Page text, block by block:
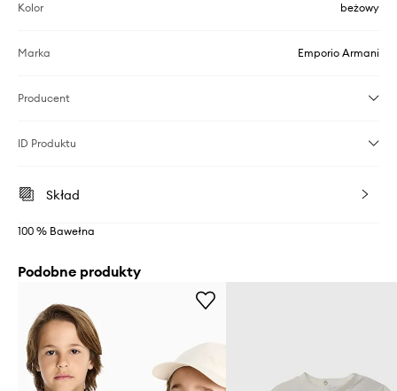
Kolor beżowy
Marka Emporio Armani
Producent
ID Produktu
Skład
100 % Bawełna
Podobne produkty